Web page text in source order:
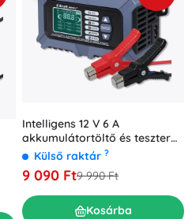
Intelligens 12 V 6 A
akkumulátortöltő és teszter
LCD-vel és javító funkcióval
Külső raktár ?
9 090 Ft9 990 Ft
Kosárba